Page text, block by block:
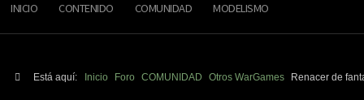
INICIO CONTENIDO COMUNIDAD MODELISMO
Está aquí: Inicio Foro COMUNIDAD Otros WarGames Renacer de